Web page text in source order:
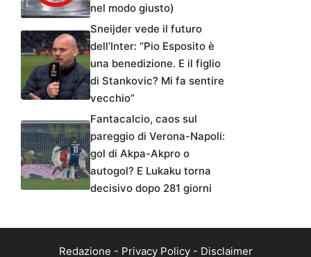
nel modo giusto)
Sneijder vede il futuro
dell’Inter: “Pio Esposito è
una benedizione. E il figlio
di Stankovic? Mi fa sentire
vecchio”
Fantacalcio, caos sul
pareggio di Verona-Napoli:
gol di Akpa-Akpro o
autogol? E Lukaku torna
decisivo dopo 281 giorni
Redazione - Privacy Policy- Disclaimer